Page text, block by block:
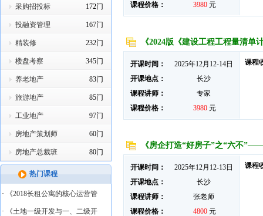
采购招投标 172门
投融资管理 167门
精装修 232门
楼盘考察 345门
养老地产 83门
旅游地产 85门
工业地产 97门
房地产策划师 60门
房地产总裁班 80门
热门课程
· 《2018长租公寓的核心运营管
· 《土地一级开发与一、二级开
课程价格：
3980 元
《2024版《建设工程工程量清
开课时间：
2025年12月12-14日
开课地点：
长沙
课程讲师：
专家
课程价格：
3980 元
课程
《房企打造“好房子”之“六不
开课时间：
2025年12月12-13日
开课地点：
长沙
课程讲师：
张老师
课程价格：
4800 元
课程